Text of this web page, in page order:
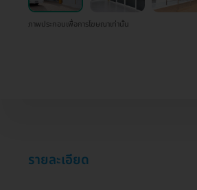
ภาพประกอบเพื่อการโฆษณาเท่านั้น
รายละเอียด